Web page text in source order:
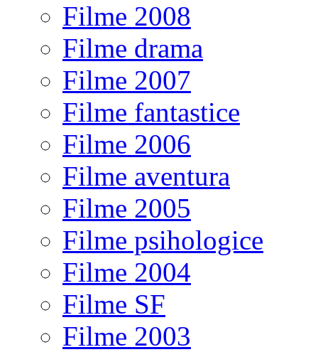
Filme 2008
Filme drama
Filme 2007
Filme fantastice
Filme 2006
Filme aventura
Filme 2005
Filme psihologice
Filme 2004
Filme SF
Filme 2003